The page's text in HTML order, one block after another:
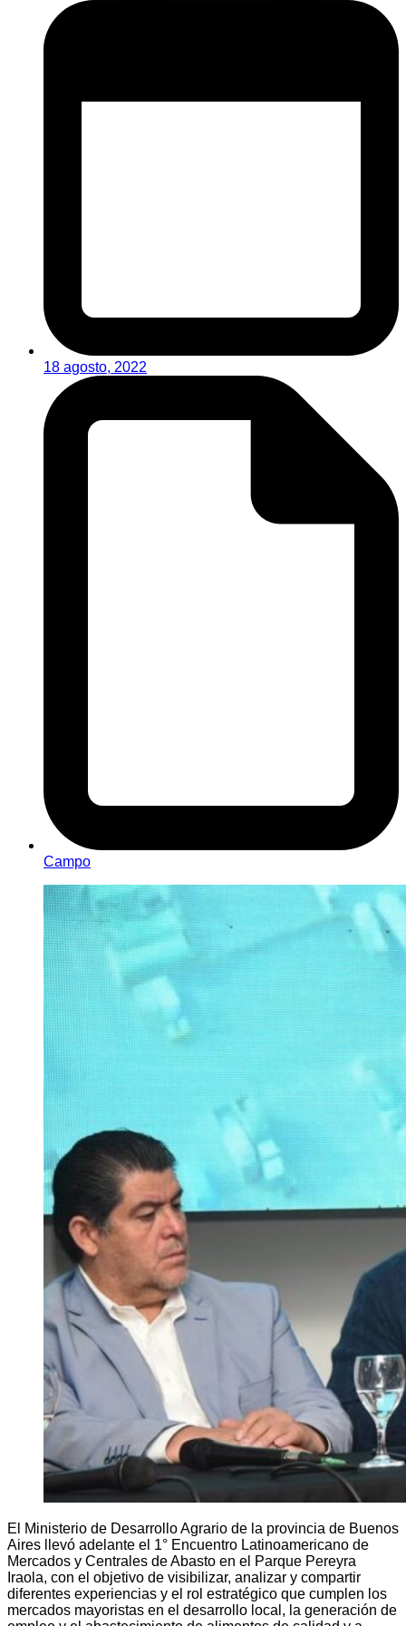
18 agosto, 2022
Campo
El Ministerio de Desarrollo Agrario de la provincia de Buenos
Aires llevó adelante el 1° Encuentro Latinoamericano de
Mercados y Centrales de Abasto en el Parque Pereyra
Iraola, con el objetivo de visibilizar, analizar y compartir
diferentes experiencias y el rol estratégico que cumplen los
mercados mayoristas en el desarrollo local, la generación de